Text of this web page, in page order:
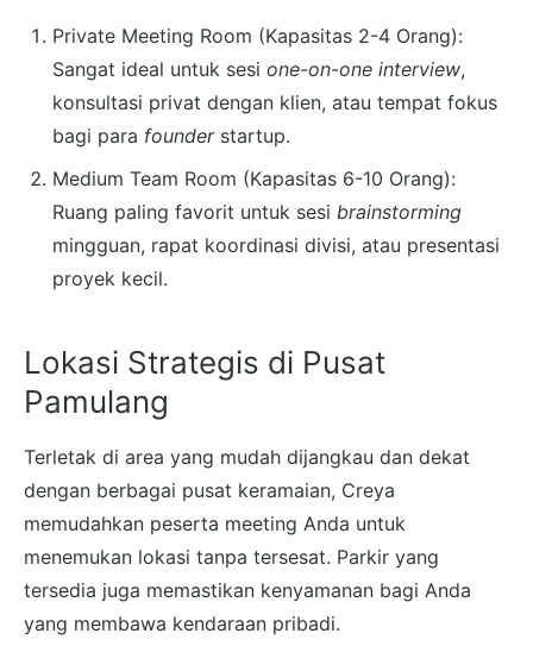
Private Meeting Room (Kapasitas 2-4 Orang):
Sangat ideal untuk sesi one-on-one interview,
konsultasi privat dengan klien, atau tempat fokus
bagi para founderstartup.
Medium Team Room (Kapasitas 6-10 Orang):
Ruang paling favorit untuk sesi brainstorming
mingguan, rapat koordinasi divisi, atau presentasi
proyek kecil.
Lokasi Strategis di Pusat
Pamulang
Terletak di area yang mudah dijangkau dan dekat
dengan berbagai pusat keramaian, Creya
memudahkan peserta meeting Anda untuk
menemukan lokasi tanpa tersesat. Parkir yang
tersedia juga memastikan kenyamanan bagi Anda
yang membawa kendaraan pribadi.